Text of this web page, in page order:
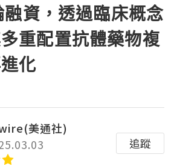
資，透過臨床概念
重配置抗體藥物複
化
美通社)
追蹤